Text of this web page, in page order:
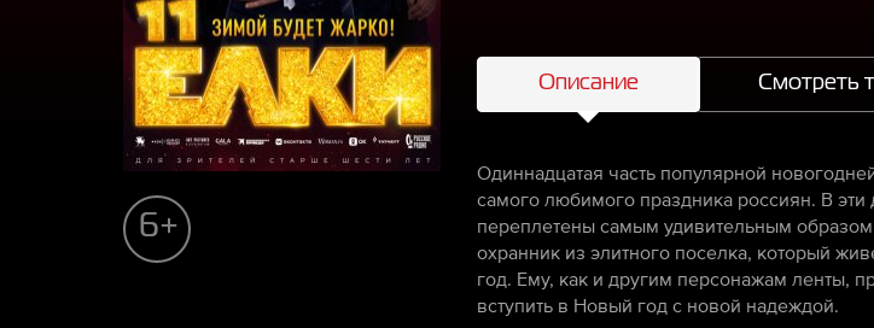
6+
Описание Смотреть
Одиннадцатая часть популярной
самого любимого праздника россиян. В
переплетены самым удивительным
охранник из элитного поселка, который
год. Ему, как и другим персонажам ленты,
вступить в Новый год с новой надеждой.